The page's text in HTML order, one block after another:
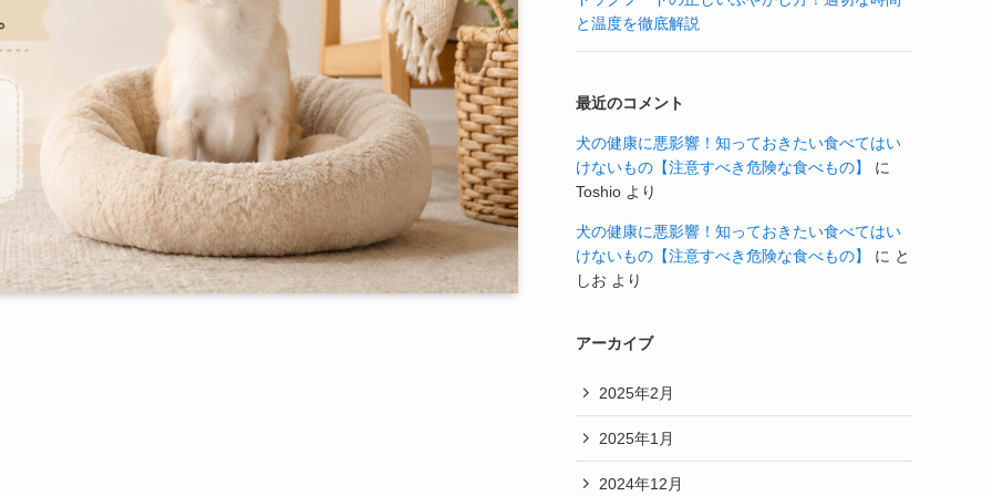
と温度を徹底解説
最近のコメント
犬の健康に悪影響！知っておきたい食べてはい
けないもの【注意すべき危険な食べもの】
に
Toshio より
犬の健康に悪影響！知っておきたい食べてはい
けないもの【注意すべき危険な食べもの】
に と
しお より
アーカイブ
2025年2月
2025年1月
2024年12月